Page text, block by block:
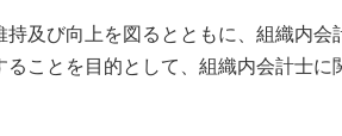
及び向上を図るとともに、組織内会
ことを目的として、組織内会計士に